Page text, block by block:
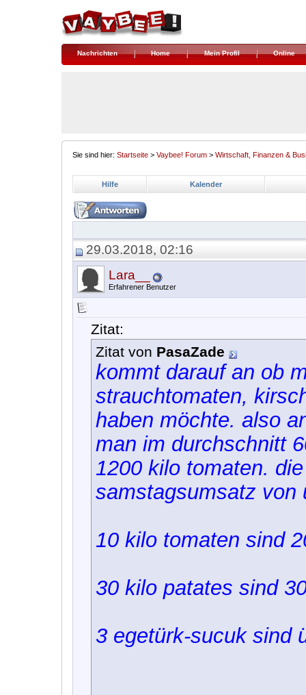
Nachrichten Home Mein Profil Online
Sie sind hier: Startseite > Vaybee! Forum > Wirtschaft, Finanzen &
Hilfe Kalender
29.03.2018, 02:16
Lara__
Erfahrener Benutzer
Zitat:
Zitat von PasaZade
kommt darauf an ob
strauchtomaten,
haben möchte. also
man im durchschnitt
1200 kilo tomaten.
samstagsumsatz von
10 kilo tomaten sind
30 kilo patates sind
3 egetürk-sucuk sind